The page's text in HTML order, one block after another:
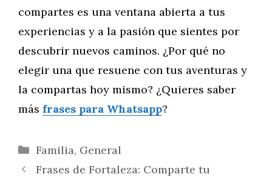
compartes es una ventana abierta a tus
experiencias y a la pasión que sientes por
descubrir nuevos caminos. ¿Por qué no
elegir una que resuene con tus aventuras y
la compartas hoy mismo? ¿Quieres saber
más frases para Whatsapp?
Categorías
Familia, General
Frases de Fortaleza: Comparte tu